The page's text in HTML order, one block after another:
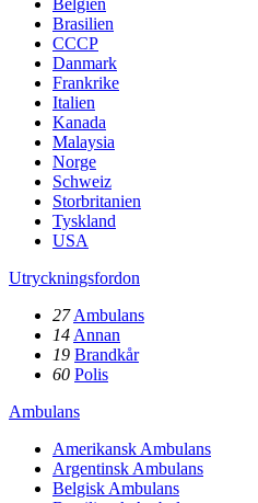
Brasilien
CCCP
Danmark
Frankrike
Italien
Kanada
Malaysia
Norge
Schweiz
Storbritanien
Tyskland
USA
Utryckningsfordon
27 Ambulans
14 Annan
19 Brandkår
60 Polis
Ambulans
Amerikansk Ambulans
Argentinsk Ambulans
Belgisk Ambulans